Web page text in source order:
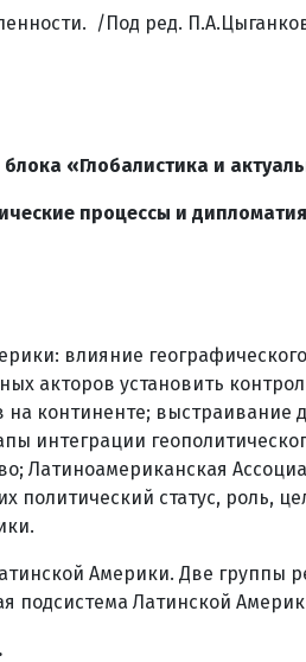
/Под ред.
«Глобалистика и
процессы и
влияние
акторов установить
континенте; выстраивание
интеграции
Латиноамериканская
политический статус,
Америки. Две группы
подсистема Латинской